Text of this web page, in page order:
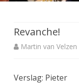
Revanche!
Martin van Velzen
Verslag: Pieter